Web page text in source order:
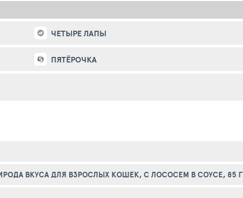
ЧЕТЫРЕ ЛАПЫ
ПЯТЁРОЧКА
ВКУСА ДЛЯ ВЗРОСЛЫХ КОШЕК, С ЛОСОСЕМ В СОУСЕ, 85 Г